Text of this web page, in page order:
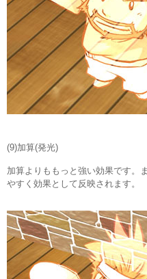
(9)加算(発光)
加算よりももっと強い効果です。
やすく効果として反映されます。